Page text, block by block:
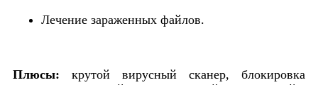
Лечение зараженных файлов.
Плюсы: крутой вирусный сканер, блокировка